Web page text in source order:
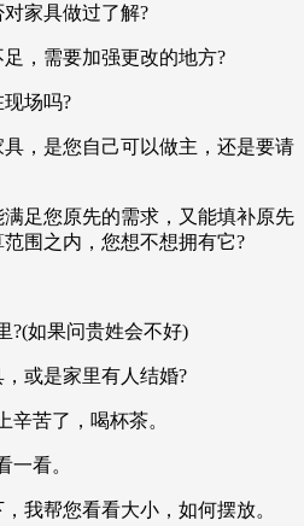
家具做过了解?
，需要加强更改的地方?
场吗?
，是您自己可以做主，还是要请
足您原先的需求，又能填补原先
围之内，您想不想拥有它?
?(如果问贵姓会不好)
或是家里有人结婚?
苦了，喝杯茶。
看。
我帮您看看大小，如何摆放。